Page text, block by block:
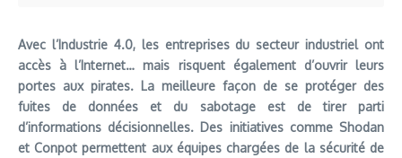
Avec l’Industrie 4.0, les entreprises du secteur industriel ont
accès à l’Internet… mais risquent également d’ouvrir leurs
portes aux pirates. La meilleure façon de se protéger des
fuites de données et du sabotage est de tirer parti
d’informations décisionnelles. Des initiatives comme Shodan
et Conpot permettent aux équipes chargées de la sécurité de